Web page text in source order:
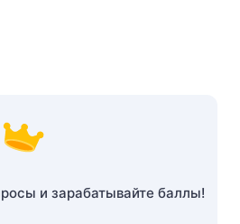
и зарабатывайте баллы!